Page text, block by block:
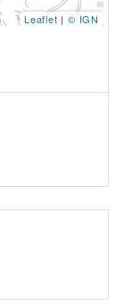
Leaflet | © IGN